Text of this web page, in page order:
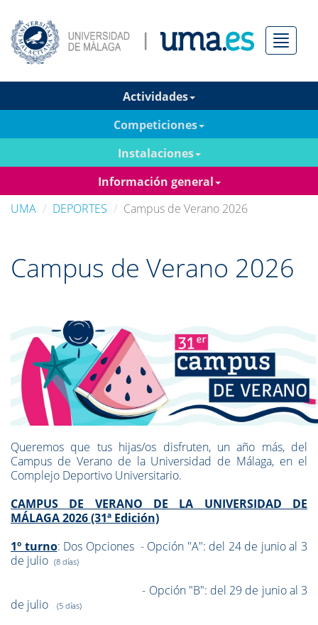
Menú
Actividades
Competiciones
Instalaciones
Información general
UMA
DEPORTES Campus de Verano 2026
Campus de Verano 2026
Queremos que tus hijas/os disfruten, un año más, del
Campus de Verano de la Universidad de Málaga, en el
Complejo Deportivo Universitario.
CAMPUS DE VERANO DE LA UNIVERSIDAD DE
MÁLAGA 2026 (31ª Edición)
1º turno: Dos Opciones - Opción "A": del 24 de junio al 3
de julio (8 días)
- Opción "B": del 29 de junio al 3
de julio
(5 días)